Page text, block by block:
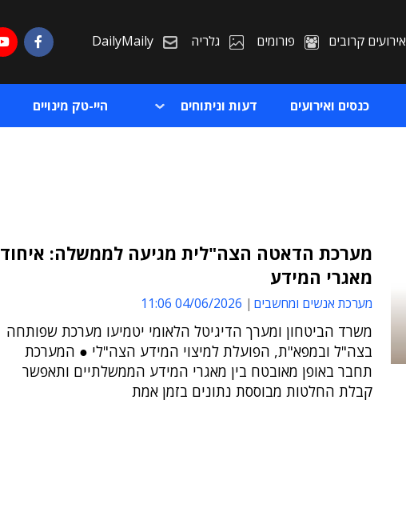
אירועים קרובים פורומים גלריה DailyMaily
כנסים ואירועים דעות וניתוחים היי-טק מינויים
מערכת הדאטה הצה"לית מגיעה לממשלה: איחוד
מאגרי המידע
מערכת אנשים ומחשבים 04/06/2026 11:06
משרד הביטחון ומערך הדיגיטל הלאומי יטמיעו מערכת שפותחה
בצה"ל ובמפא"ת, הפועלת למיצוי המידע הצה"לי ● המערכת
תחבר באופן מאובטח בין מאגרי המידע הממשלתיים ותאפשר
קבלת החלטות מבוססת נתונים בזמן אמת